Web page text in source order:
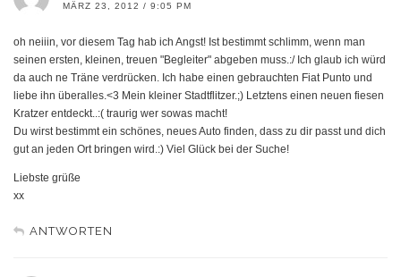
MÄRZ 23, 2012 / 9:05 PM
oh neiiin, vor diesem Tag hab ich Angst! Ist bestimmt schlimm, wenn man
seinen ersten, kleinen, treuen "Begleiter" abgeben muss.:/ Ich glaub ich würd
da auch ne Träne verdrücken. Ich habe einen gebrauchten Fiat Punto und
liebe ihn überalles.<3 Mein kleiner Stadtflitzer.;) Letztens einen neuen fiesen
Kratzer entdeckt..:( traurig wer sowas macht!
Du wirst bestimmt ein schönes, neues Auto finden, dass zu dir passt und dich
gut an jeden Ort bringen wird.:) Viel Glück bei der Suche!
Liebste grüße
xx
ANTWORTEN